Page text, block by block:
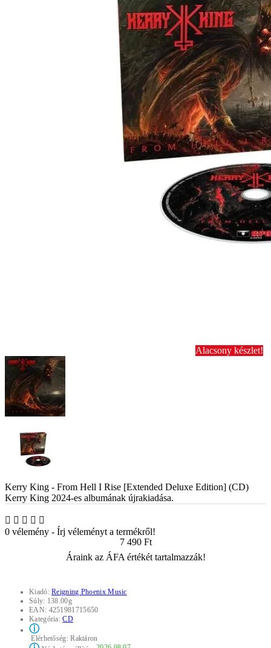
Alacsony készlet!
Kerry King - From Hell I Rise [Extended Deluxe Edition] (CD)
Kerry King 2024-es albumának újrakiadása.
0 vélemény - Írj véleményt a termékről!
7 490 Ft
Áraink az ÁFA értékét tartalmazzák!
Kiadó:Reigning Phoenix Music
Súly: 138.00g
EAN: 4251981715650
Kategória:CD
ⓘ
Elérhetőség:Raktáron